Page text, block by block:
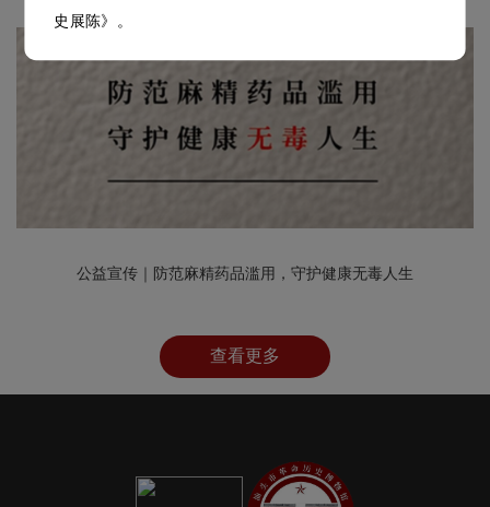
史展陈》。
公益宣传｜防范麻精药品滥用，守护健康无毒人生
查看更多